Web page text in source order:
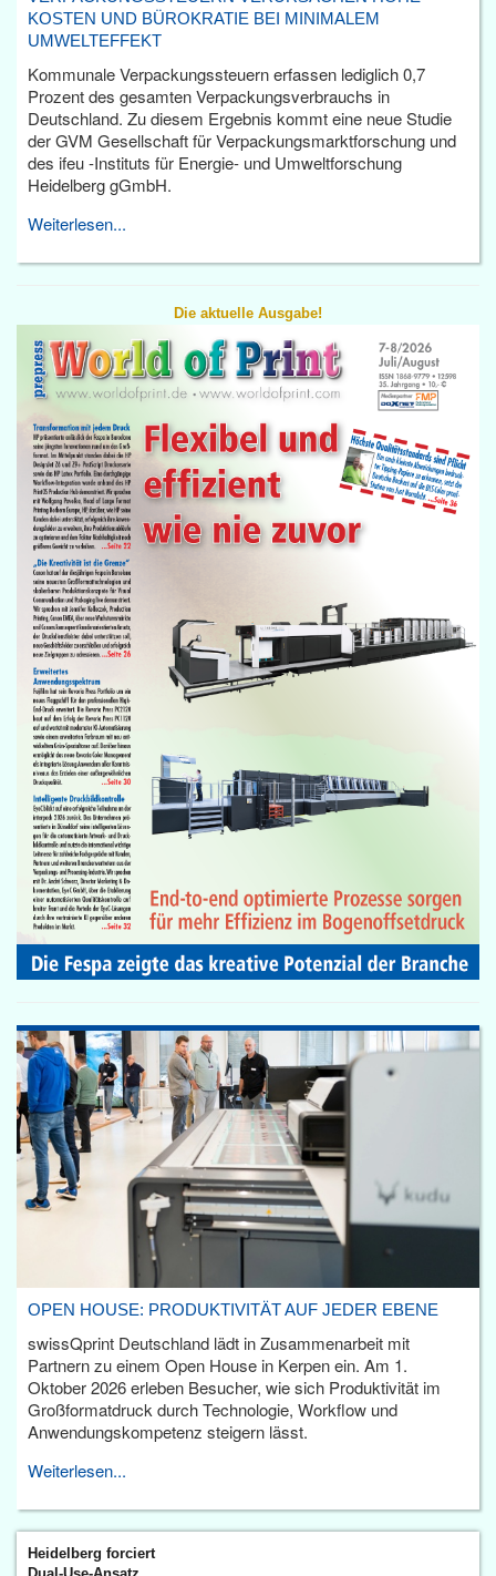
KOSTEN UND BÜROKRATIE BEI MINIMALEM
UMWELTEFFEKT
Kommunale Verpackungssteuern erfassen lediglich 0,7
Prozent des gesamten Verpackungsverbrauchs in
Deutschland. Zu diesem Ergebnis kommt eine neue Studie
der GVM Gesellschaft für Verpackungsmarktforschung und
des ifeu -Instituts für Energie- und Umweltforschung
Heidelberg gGmbH.
Weiterlesen...
Die aktuelle Ausgabe!
OPEN HOUSE: PRODUKTIVITÄT AUF JEDER EBENE
swissQprint Deutschland lädt in Zusammenarbeit mit
Partnern zu einem Open House in Kerpen ein. Am 1.
Oktober 2026 erleben Besucher, wie sich Produktivität im
Großformatdruck durch Technologie, Workflow und
Anwendungskompetenz steigern lässt.
Weiterlesen...
Heidelberg forciert